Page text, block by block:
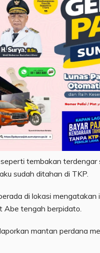
tembakan
sudah ditahan di TKP.
di lokasi mengatakan
Abe tengah berpidato.
mantan perdana